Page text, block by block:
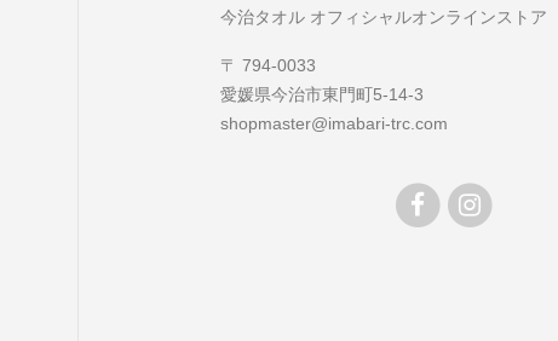
今治タオル オフィシャルオンラインストア
〒 794-0033
愛媛県今治市東門町5-14-3
shopmaster@imabari-trc.com